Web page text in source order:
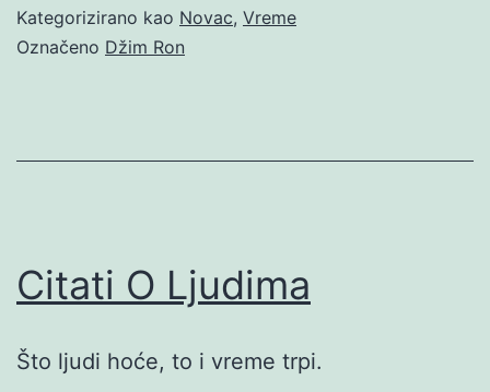
Kategorizirano kao Novac, Vreme
Označeno Džim Ron
Citati O Ljudima
Što ljudi hoće, to i vreme trpi.